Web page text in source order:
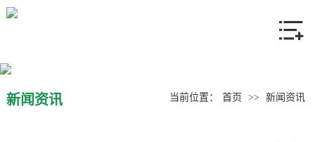
产品中心
新闻资讯 当前位置： 首页 >> 新闻资讯